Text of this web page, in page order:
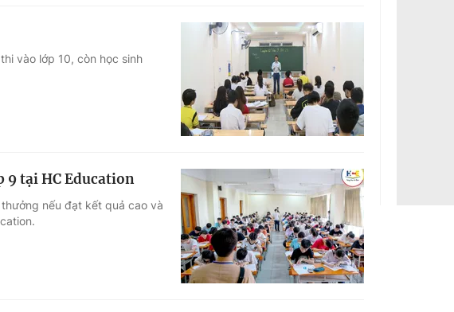
Học trực tuyến
Hitech Công nghệ tương lai
Sản phẩm
Thị trường
Tư vấn
vào lớp 10, còn học sinh
9 tại HC Education
nếu đạt kết quả cao và